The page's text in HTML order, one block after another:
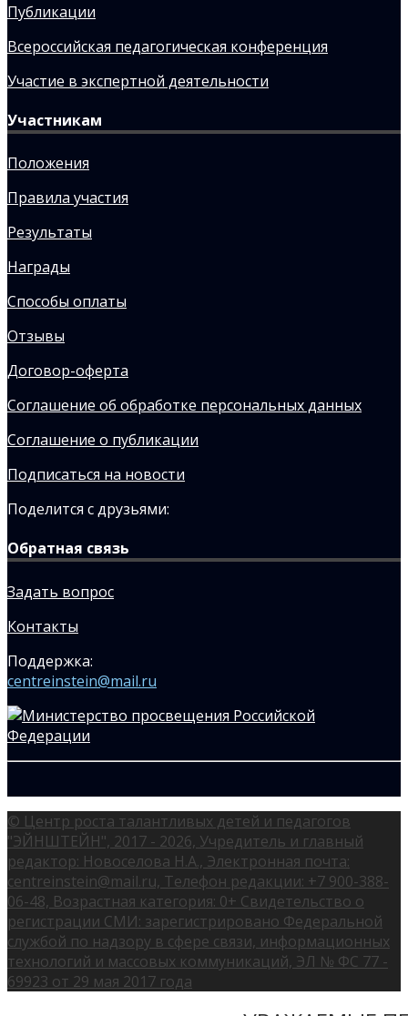
Публикации
Всероссийская педагогическая конференция
Участие в экспертной деятельности
Участникам
Положения
Правила участия
Результаты
Награды
Способы оплаты
Отзывы
Договор-оферта
Соглашение об обработке персональных данных
Соглашение о публикации
Подписаться на новости
Поделится с друзьями:
Обратная связь
Задать вопрос
Контакты
Поддержка:
centreinstein@mail.ru
© Центр роста талантливых детей и педагогов
"ЭЙНШТЕЙН", 2017 - 2026, Учредитель и главный
редактор: Новоселова Н.А., Электронная почта:
centreinstein@mail.ru, Телефон редакции: +7 900-388-
06-48, Возрастная категория: 0+ Свидетельство о
регистрации СМИ: зарегистрировано Федеральной
службой по надзору в сфере связи, информационных
технологий и массовых коммуникаций, ЭЛ № ФС 77 -
69923 от 29 мая 2017 года